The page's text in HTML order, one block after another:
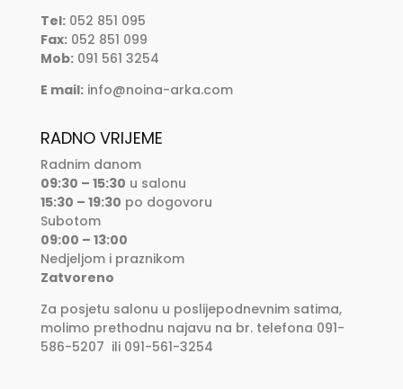
Tel:052 851 095
Fax:052 851 099
Mob:091 561 3254
E mail: info@noina-arka.com
RADNO VRIJEME
Radnim danom
09:30 – 15:30 u salonu
15:30 – 19:30 po dogovoru
Subotom
09:00 – 13:00
Nedjeljom i praznikom
Zatvoreno
Za posjetu salonu u poslijepodnevnim satima,
molimo prethodnu najavu na br. telefona 091-
586-5207 ili 091-561-3254